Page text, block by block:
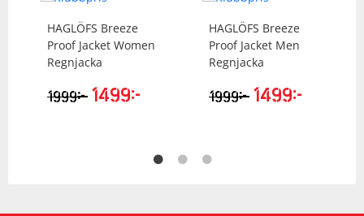
HAGLÖFS Breeze
Proof Jacket Women
Regnjacka
1999kr 1499kr
HAGLÖFS Breeze
Proof Jacket Men
Regnjacka
1999kr 1499kr